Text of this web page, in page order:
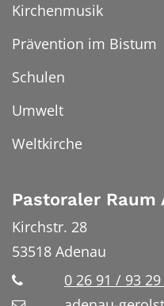
Kirchenmusik
Prävention im Bistum
Schulen
Umwelt
Weltkirche
Pastoraler
Kirchstr. 28
53518 Adenau
0 26 91 / 93